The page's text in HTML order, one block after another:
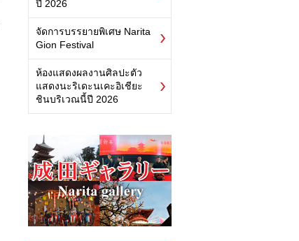
ปี 2026
จัดการบรรยายพิเศษ Narita
Gion Festival
ห้องแสดงผลงานศิลปะตัว
แสดงนะริเดะนเคะอิเชียะ
ชินบริเวณนี้ปี 2026